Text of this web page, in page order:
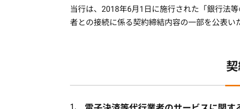
当行は、2018年6月1日に施行された「銀行法
者との接続に係る契約締結内容の一部を公表い